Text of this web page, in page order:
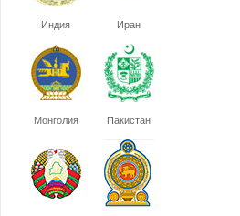
Индия Иран
Монголия Пакистан